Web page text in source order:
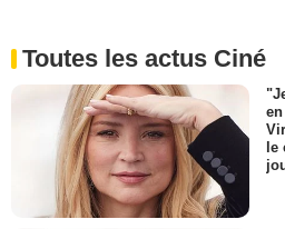
Toutes les actus Ciné
le